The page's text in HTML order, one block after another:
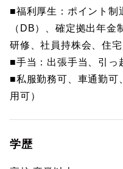
■福利厚生：ポイント制
（DB）、確定拠出年
研修、社員持株会、住
■手当：出張手当、引っ
■私服勤務可、車通勤可
用可）
学歴